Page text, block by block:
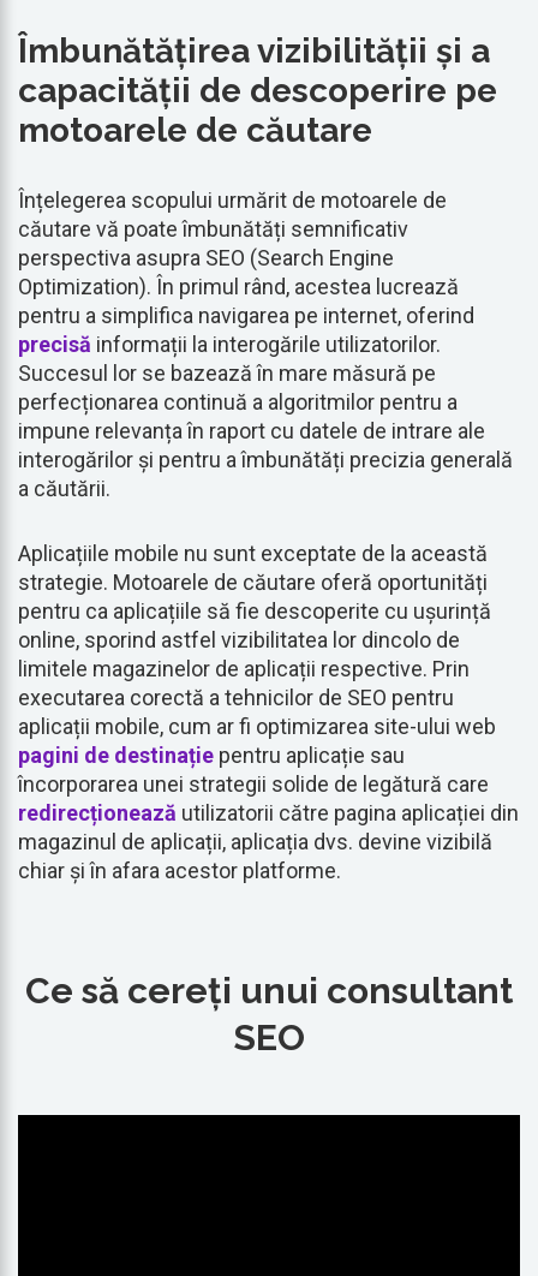
Îmbunătățirea vizibilității și a
capacității de descoperire pe
motoarele de căutare
Înțelegerea scopului urmărit de motoarele de
căutare vă poate îmbunătăți semnificativ
perspectiva asupra SEO (Search Engine
Optimization). În primul rând, acestea lucrează
pentru a simplifica navigarea pe internet, oferind
precisă informații la interogările utilizatorilor.
Succesul lor se bazează în mare măsură pe
perfecționarea continuă a algoritmilor pentru a
impune relevanța în raport cu datele de intrare ale
interogărilor și pentru a îmbunătăți precizia generală
a căutării.
Aplicațiile mobile nu sunt exceptate de la această
strategie. Motoarele de căutare oferă oportunități
pentru ca aplicațiile să fie descoperite cu ușurință
online, sporind astfel vizibilitatea lor dincolo de
limitele magazinelor de aplicații respective. Prin
executarea corectă a tehnicilor de SEO pentru
aplicații mobile, cum ar fi optimizarea site-ului web
pagini de destinație pentru aplicație sau
încorporarea unei strategii solide de legătură care
redirecționează utilizatorii către pagina aplicației din
magazinul de aplicații, aplicația dvs. devine vizibilă
chiar și în afara acestor platforme.
Ce să cereți unui consultant
SEO